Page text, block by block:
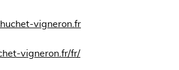
vigneron.fr
vigneron.fr/fr/